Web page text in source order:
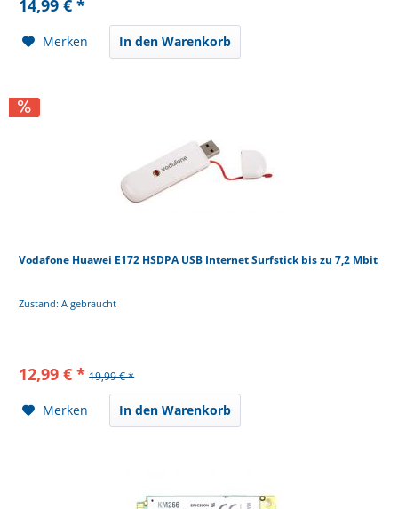
14,99 € *
Merken In den Warenkorb
Vodafone Huawei E172 HSDPA USB Internet Surfstick bis zu 7,2 Mbit
Zustand: A gebraucht
12,99 € * 19,99 € *
Merken In den Warenkorb